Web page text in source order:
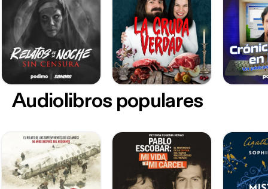
Audiolibros populares